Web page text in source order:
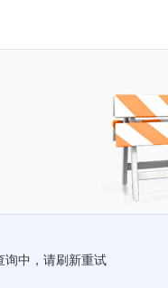
询中，请刷新重试